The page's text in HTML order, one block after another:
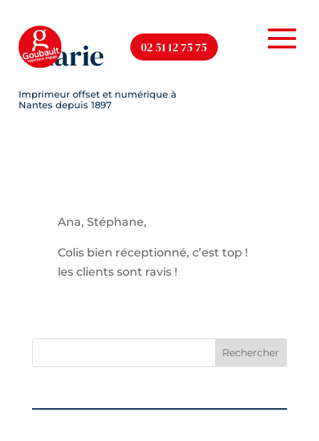
02 51 12 75 75
Marie
Ana, Stéphane,
Colis bien réceptionné, c’est top !
les clients sont ravis !
Rechercher